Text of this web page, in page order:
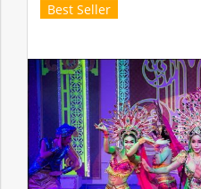
Best Seller